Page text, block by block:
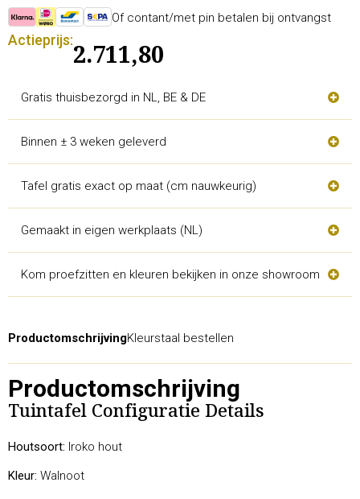
Of contant/met pin betalen bij ontvangst
Actieprijs:
2.711,80
Gratis thuisbezorgd in NL, BE & DE
Binnen ± 3 weken geleverd
Tafel gratis exact op maat (cm nauwkeurig)
Gemaakt in eigen werkplaats (NL)
Kom proefzitten en kleuren bekijken in onze showroom
ProductomschrijvingKleurstaal bestellen
Productomschrijving
Tuintafel Configuratie Details
Houtsoort: Iroko hout
Kleur: Walnoot